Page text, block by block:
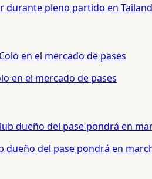
durante pleno partido en
en el mercado de pases
dueño del pase pondrá en